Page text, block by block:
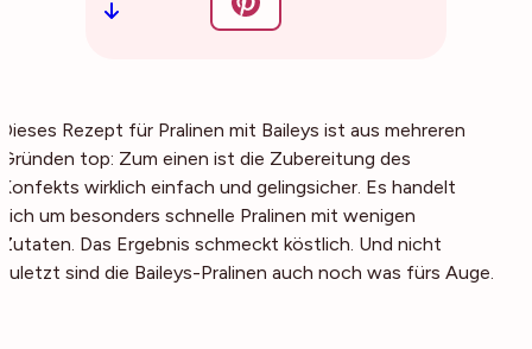
Dieses Rezept für Pralinen mit Baileys ist aus mehreren
Gründen top: Zum einen ist die Zubereitung des
Konfekts wirklich einfach und gelingsicher. Es handelt
sich um besonders schnelle Pralinen mit wenigen
Zutaten. Das Ergebnis schmeckt köstlich. Und nicht
zuletzt sind die Baileys-Pralinen auch noch was fürs Auge.